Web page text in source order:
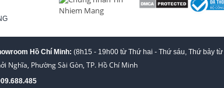
Hồ Chí Minh: (8h15 - 19h00 từ Thứ hai - Thứ sáu, Thứ bảy từ
Nghĩa, Phường Sài Gòn, TP. Hồ Chí Minh